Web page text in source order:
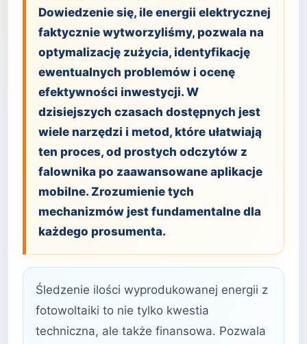
Dowiedzenie się, ile energii elektrycznej
faktycznie wytworzyliśmy, pozwala na
optymalizację zużycia, identyfikację
ewentualnych problemów i ocenę
efektywności inwestycji. W
dzisiejszych czasach dostępnych jest
wiele narzędzi i metod, które ułatwiają
ten proces, od prostych odczytów z
falownika po zaawansowane aplikacje
mobilne. Zrozumienie tych
mechanizmów jest fundamentalne dla
każdego prosumenta.
Śledzenie ilości wyprodukowanej energii z
fotowoltaiki to nie tylko kwestia
techniczna, ale także finansowa. Pozwala